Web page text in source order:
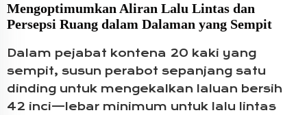
Mengoptimumkan Aliran Lalu Lintas dan
Persepsi Ruang dalam Dalaman yang Sempit
Dalam pejabat kontena 20 kaki yang
sempit, susun perabot sepanjang satu
dinding untuk mengekalkan laluan bersih
42 inci—lebar minimum untuk lalu lintas